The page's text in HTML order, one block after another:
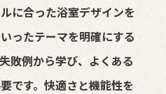
に合った浴室デザインを
ったテーマを明確にする
敗例から学び、よくある
です。快適さと機能性を